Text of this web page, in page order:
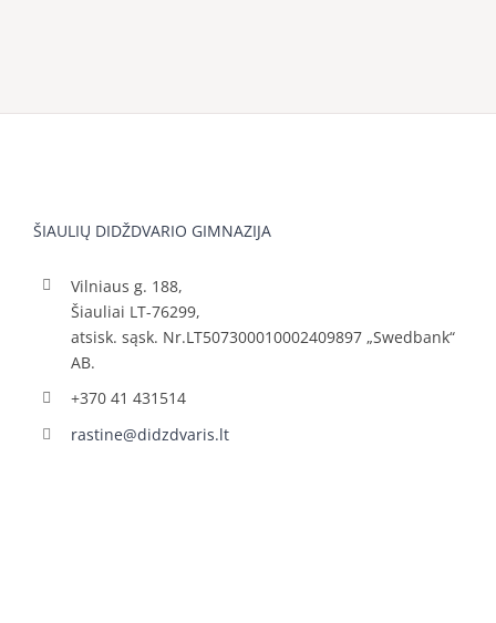
ŠIAULIŲ DIDŽDVARIO GIMNAZIJA
Vilniaus g. 188,
Šiauliai LT-76299,
atsisk. sąsk. Nr.LT507300010002409897 „Swedbank“
AB.
+370 41 431514
rastine@didzdvaris.lt